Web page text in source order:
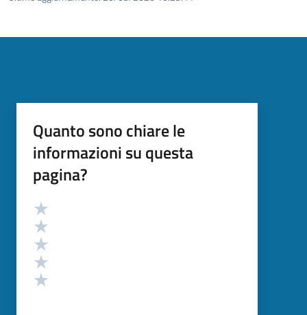
Quanto sono chiare le
informazioni su questa
pagina?
Valutazione